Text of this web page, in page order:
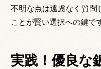
不明な点は遠慮なく質問
ことが賢い選択への鍵で
実践！優良な